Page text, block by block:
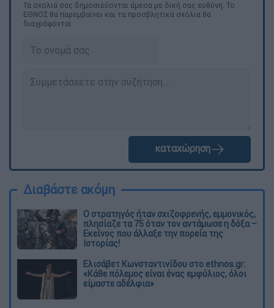
Τα σχολιά σας δημοσιεύονται άμεσα με δική σας ευθύνη. Το
ΕΘΝΟΣ θα παρεμβαίνει και τα προσβλητικά σχόλια θα
διαγράφονται
καταχώρηση
Διαβάστε ακόμη
O στρατηγός ήταν σχιζοφρενής, εμμονικός,
πλησίαζε τα 75 όταν τον αντάμωσε η δόξα –
Εκείνος που άλλαξε την πορεία της
Ιστορίας!
Ελισάβετ Κωνσταντινίδου στο ethnos.gr:
«Κάθε πόλεμος είναι ένας εμφύλιος, όλοι
είμαστε αδέλφια»